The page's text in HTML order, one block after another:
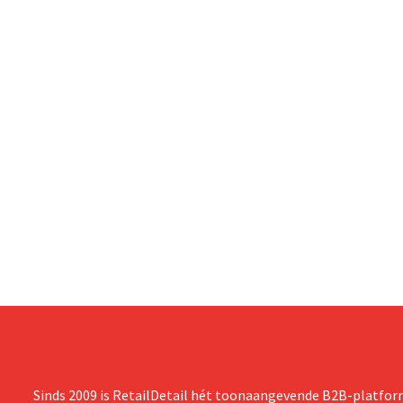
Sinds 2009 is RetailDetail hét toonaangevende B2B-